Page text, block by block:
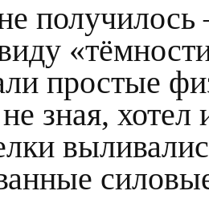
простые
зная, хотел